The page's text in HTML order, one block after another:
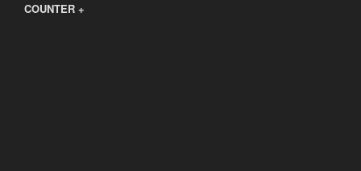
COUNTER +